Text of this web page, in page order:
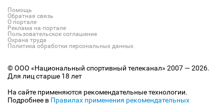
Помощь
Обратная связь
О портале
Реклама на портале
Пользовательское соглашение
Охрана труда
Политика обработки персональных данных
© ООО «Национальный спортивный телеканал» 2007 — 2026.
Для лиц старше 18 лет
На сайте применяются рекомендательные технологии.
Подробнее в Правилах применения рекомендательных